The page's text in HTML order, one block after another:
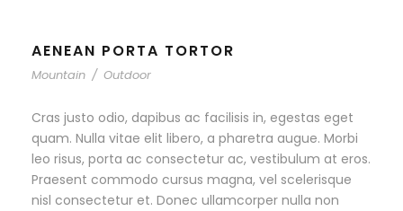
AENEAN PORTA TORTOR
Mountain / Outdoor
Cras justo odio, dapibus ac facilisis in, egestas eget
quam. Nulla vitae elit libero, a pharetra augue. Morbi
leo risus, porta ac consectetur ac, vestibulum at eros.
Praesent commodo cursus magna, vel scelerisque
nisl consectetur et. Donec ullamcorper nulla non